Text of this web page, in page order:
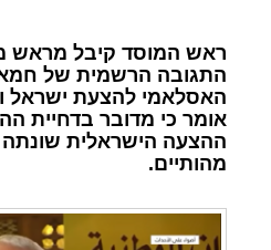
ראש המוסד קיבל
התגובה הרשמית של
האסלאמי להצעת ישראל
אומר כי מדובר בדחיית
ההצעה הישראלית שונתה
מהותיים.